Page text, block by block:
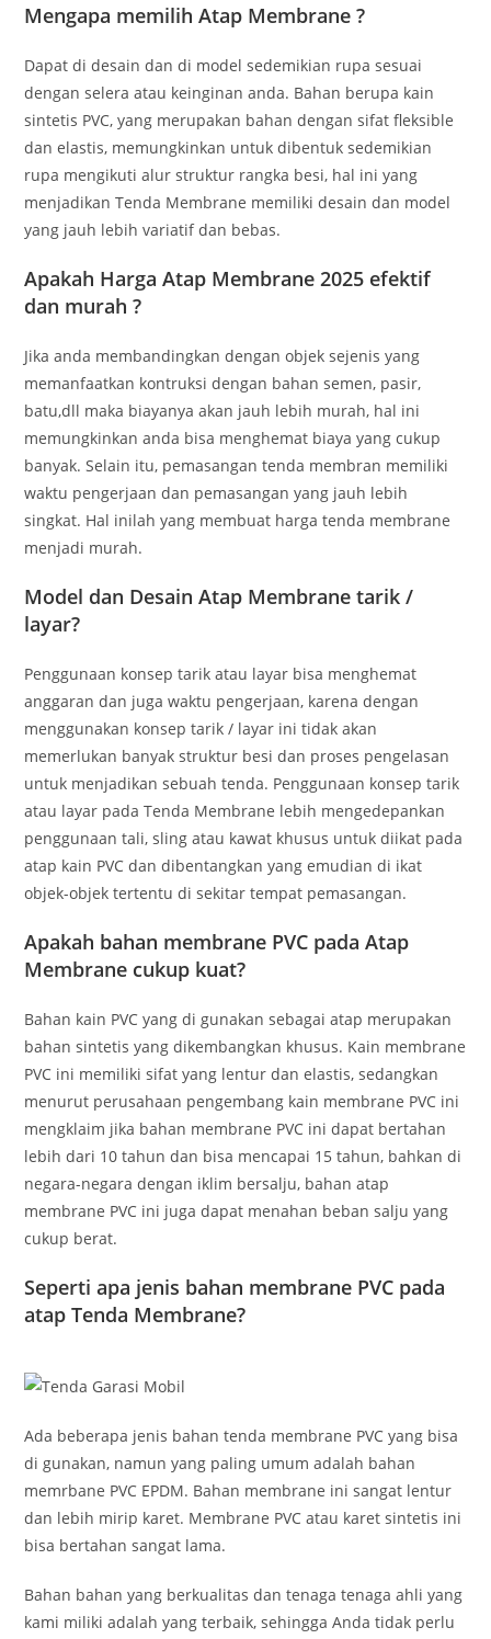
Mengapa memilih Atap Membrane ?
Dapat di desain dan di model sedemikian rupa sesuai
dengan selera atau keinginan anda. Bahan berupa kain
sintetis PVC, yang merupakan bahan dengan sifat fleksible
dan elastis, memungkinkan untuk dibentuk sedemikian
rupa mengikuti alur struktur rangka besi, hal ini yang
menjadikan Tenda Membrane memiliki desain dan model
yang jauh lebih variatif dan bebas.
Apakah Harga Atap Membrane 2025 efektif
dan murah ?
Jika anda membandingkan dengan objek sejenis yang
memanfaatkan kontruksi dengan bahan semen, pasir,
batu,dll maka biayanya akan jauh lebih murah, hal ini
memungkinkan anda bisa menghemat biaya yang cukup
banyak. Selain itu, pemasangan tenda membran memiliki
waktu pengerjaan dan pemasangan yang jauh lebih
singkat. Hal inilah yang membuat harga tenda membrane
menjadi murah.
Model dan Desain Atap Membrane tarik /
layar?
Penggunaan konsep tarik atau layar bisa menghemat
anggaran dan juga waktu pengerjaan, karena dengan
menggunakan konsep tarik / layar ini tidak akan
memerlukan banyak struktur besi dan proses pengelasan
untuk menjadikan sebuah tenda. Penggunaan konsep tarik
atau layar pada Tenda Membrane lebih mengedepankan
penggunaan tali, sling atau kawat khusus untuk diikat pada
atap kain PVC dan dibentangkan yang emudian di ikat
objek-objek tertentu di sekitar tempat pemasangan.
Apakah bahan membrane PVC pada Atap
Membrane cukup kuat?
Bahan kain PVC yang di gunakan sebagai atap merupakan
bahan sintetis yang dikembangkan khusus. Kain membrane
PVC ini memiliki sifat yang lentur dan elastis, sedangkan
menurut perusahaan pengembang kain membrane PVC ini
mengklaim jika bahan membrane PVC ini dapat bertahan
lebih dari 10 tahun dan bisa mencapai 15 tahun, bahkan di
negara-negara dengan iklim bersalju, bahan atap
membrane PVC ini juga dapat menahan beban salju yang
cukup berat.
Seperti apa jenis bahan membrane PVC pada
atap Tenda Membrane?
Ada beberapa jenis bahan tenda membrane PVC yang bisa
di gunakan, namun yang paling umum adalah bahan
memrbane PVC EPDM. Bahan membrane ini sangat lentur
dan lebih mirip karet. Membrane PVC atau karet sintetis ini
bisa bertahan sangat lama.
Bahan bahan yang berkualitas dan tenaga tenaga ahli yang
kami miliki adalah yang terbaik, sehingga Anda tidak perlu